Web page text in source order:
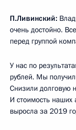
П.Ливинский:
очень достойно.
перед группой
У нас по
рублей. Мы
Снизили долговую
И стоимость
выросла за 2019